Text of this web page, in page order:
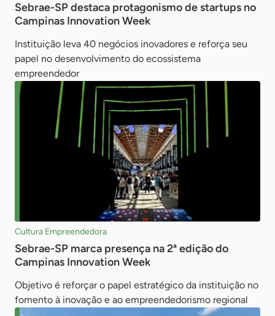
Sebrae-SP destaca protagonismo de startups no
Campinas Innovation Week
Instituição leva 40 negócios inovadores e reforça seu
papel no desenvolvimento do ecossistema
empreendedor
Cultura Empreendedora
Sebrae-SP marca presença na 2ª edição do
Campinas Innovation Week
Objetivo é reforçar o papel estratégico da instituição no
fomento à inovação e ao empreendedorismo regional